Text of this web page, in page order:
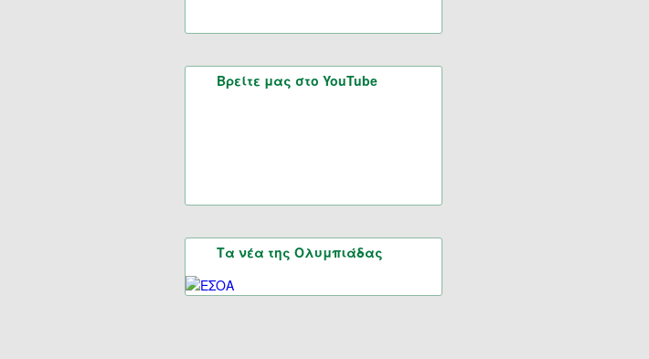
Βρείτε μας στο YouTube
Τα νέα της Ολυμπιάδας